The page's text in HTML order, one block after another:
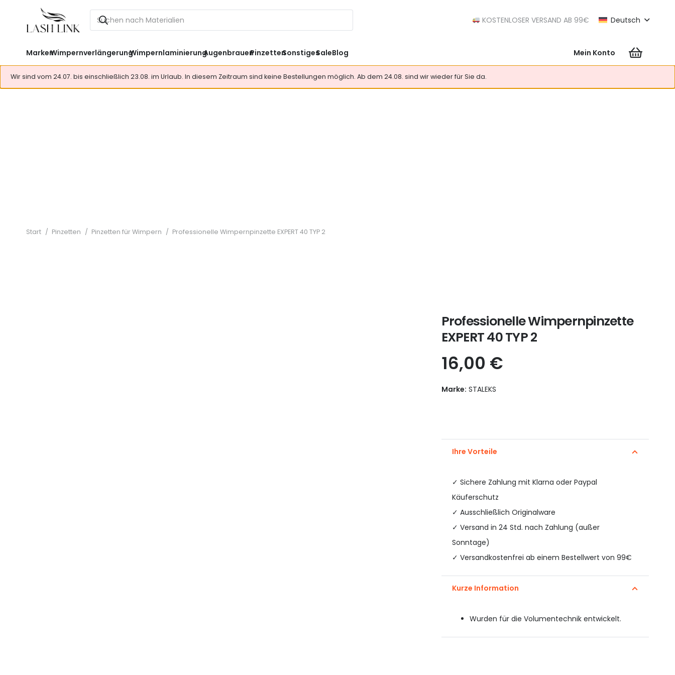
KOSTENLOSER VERSAND AB 99€ Deutsch
MarkenWimpernverlängerungWimpernlaminierungAugenbrauenPinzettenSonstigesSaleBlog Mein Konto
Wir sind vom 24.07. bis einschließlich 23.08. im Urlaub. In diesem Zeitraum sind keine Bestellungen möglich. Ab dem 24.08. sind wir wieder für Sie da.
Start / Pinzetten / Pinzetten für Wimpern / Professionelle Wimpernpinzette EXPERT 40 TYP 2
Professionelle Wimpernpinzette
EXPERT 40 TYP 2
16,00 €
Marke: STALEKS
Ihre Vorteile
✓ Sichere Zahlung mit Klarna oder Paypal
Käuferschutz
✓ Ausschließlich Originalware
✓ Versand in 24 Std. nach Zahlung (außer
Sonntage)
✓ Versandkostenfrei ab einem Bestellwert von 99€
Kurze Information
Wurden für die Volumentechnik entwickelt.